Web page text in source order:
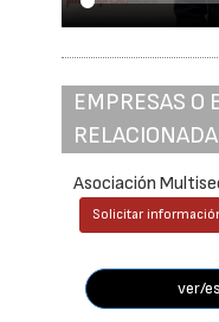
EMPRESAS O
Asociación
Solicitar
ver/